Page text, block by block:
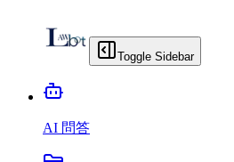
Toggle Sidebar
AI 問答